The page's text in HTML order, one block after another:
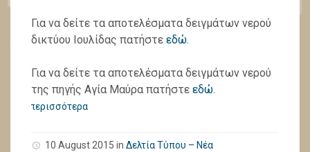
Για να δείτε τα αποτελέσματα δειγμάτων νερού
δικτύου Ιουλίδας πατήστε εδώ.
Για να δείτε τα αποτελέσματα δειγμάτων νερού
της πηγής Αγία Μαύρα πατήστε εδώ.
περισσότερα
10 August 2015 in Δελτία Τύπου – Νέα